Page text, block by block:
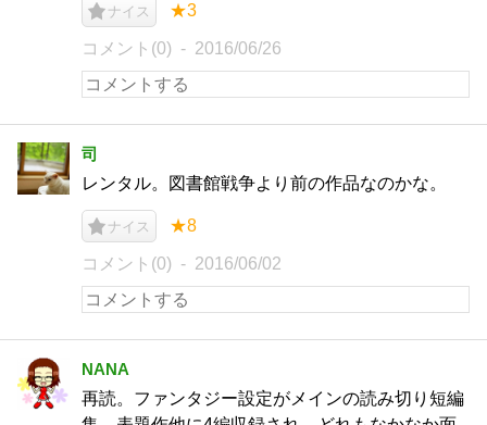
ナイス ★3
コメント(0) 2016/06/26
司
レンタル。図書館戦争より前の作品なのかな。
ナイス ★8
コメント(0) 2016/06/02
NANA
再読。ファンタジー設定がメインの読み切り短編